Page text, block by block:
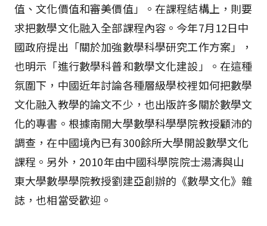
值、文化價值和審美價值」。在課程結構上，則要
求把數學文化融入全部課程內容。今年7月12日中
國政府提出「關於加強數學科學研究工作方案」，
也明示「進行數學科普和數學文化建設」。在這種
氛圍下，中國近年討論各種層級學校裡如何把數學
文化融入教學的論文不少，也出版許多關於數學文
化的專書。根據南開大學數學科學學院教授顧沛的
調查，在中國境內已有300餘所大學開設數學文化
課程。另外，2010年由中國科學院院士湯濤與山
東大學數學學院教授劉建亞創辦的《數學文化》雜
誌，也相當受歡迎。